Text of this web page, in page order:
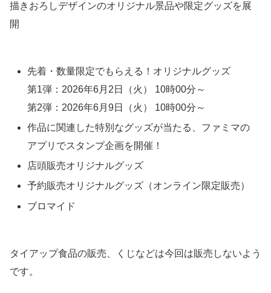
描きおろしデザインのオリジナル景品や限定グッズを展
開
先着・数量限定でもらえる！オリジナルグッズ
第1弾：2026年6月2日（火） 10時00分～
第2弾：2026年6月9日（火） 10時00分～
作品に関連した特別なグッズが当たる、ファミマの
アプリでスタンプ企画を開催！
店頭販売オリジナルグッズ
予約販売オリジナルグッズ（オンライン限定販売）
ブロマイド
タイアップ食品の販売、くじなどは今回は販売しないよう
です。